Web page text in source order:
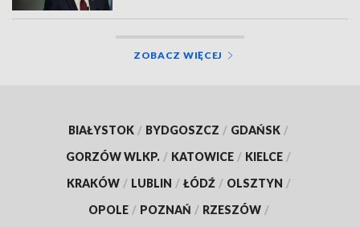
ZOBACZ WIĘCEJ
BIAŁYSTOK / BYDGOSZCZ / GDAŃSK /
GORZÓW WLKP. / KATOWICE / KIELCE /
KRAKÓW / LUBLIN / ŁÓDŹ / OLSZTYN /
OPOLE / POZNAŃ / RZESZÓW /